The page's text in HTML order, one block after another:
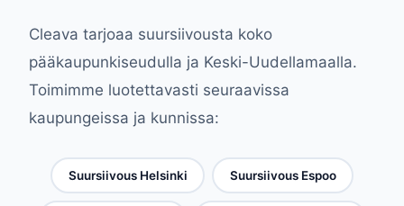
Cleava tarjoaa suursiivousta koko
pääkaupunkiseudulla ja Keski-Uudellamaalla.
Toimimme luotettavasti seuraavissa
kaupungeissa ja kunnissa:
Suursiivous Helsinki Suursiivous Espoo